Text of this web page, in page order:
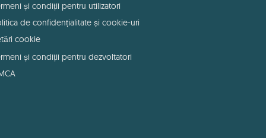
și condiții pentru utilizatori
de confidențialitate și cookie-uri
cookie
și condiții pentru dezvoltatori